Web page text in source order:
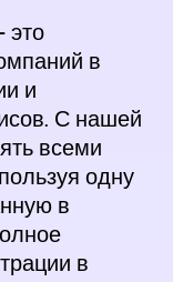
это
в
и
С нашей
всеми
одну
в
в